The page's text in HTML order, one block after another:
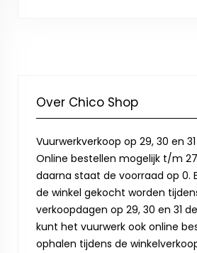
Over Chico Shop
Vuurwerkverkoop op 29, 30 en
Online bestellen mogelijk t/m
daarna staat de voorraad op 0.
de winkel gekocht worden
verkoopdagen op 29, 30 en 31
kunt het vuurwerk ook online
ophalen tijdens de